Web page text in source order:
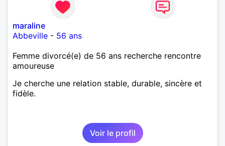
maraline
Abbeville - 56 ans
Femme divorcé(e) de 56 ans recherche rencontre
amoureuse
Je cherche une relation stable, durable, sincère et
fidèle.
Voir le profil